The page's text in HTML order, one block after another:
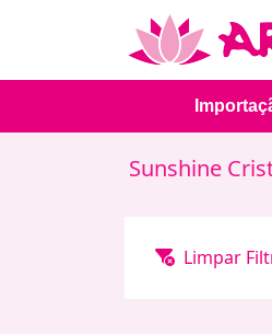
Sunshine